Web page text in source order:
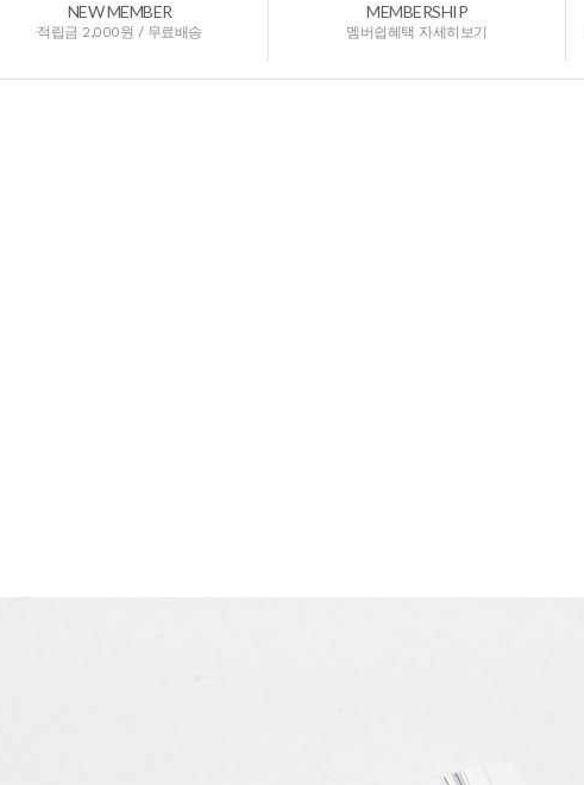
NEW MEMBER
적립금 2,000원 / 무료배송
MEMBERSHIP
멤버쉽혜택 자세히보기